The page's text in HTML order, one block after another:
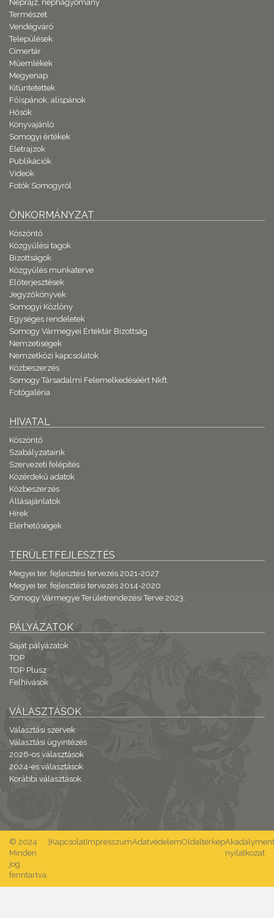
Néprajz, néphagyomány
Természet
Vendégváró
Települések
Címertár
Műemlékek
Megyenap
Kitüntetettek
Főispánok, alispánok
Hősök
Könyvajánló
Somogyi értékek
Életrajzok
Publikációk
Videók
Fotók Somogyról
ÖNKORMÁNYZAT
Köszöntő
Közgyűlési tagok
Bizottságok
Közgyűlés munkaterve
Előterjesztések
Jegyzőkönyvek
Somogyi Közlöny
Egységes rendeletek
Somogy Vármegyei Értéktár Bizottság
Nemzetiségek
Nemzetközi kapcsolatok
Közbeszerzés
Somogy Társadalmi Felemelkedéséért Nkft.
Fotógaléria
HIVATAL
Köszöntő
Szabályzataink
Szervezeti felépítés
Közérdekű adatok
Közbeszerzés
Állásajánlatok
Hírek
Elérhetőségek
TERÜLETFEJLESZTÉS
Megyei ter. fejlesztési tervezés 2021-2027
Megyei ter. fejlesztési tervezés 2014-2020
Somogy Vármegye Területrendezési Terve 2023.
PÁLYÁZATOK
Saját pályázatok
TOP
TOP Plusz
Felhívások
VÁLASZTÁSOK
Választási szervek
Választási ügyintézés
2026-os választások
2024-es választások
Korábbi választások
© 2024
Minden
jog
fenntartva.
KapcsolatImpresszumAdatvédelemOldaltérkép
nyilatkozat